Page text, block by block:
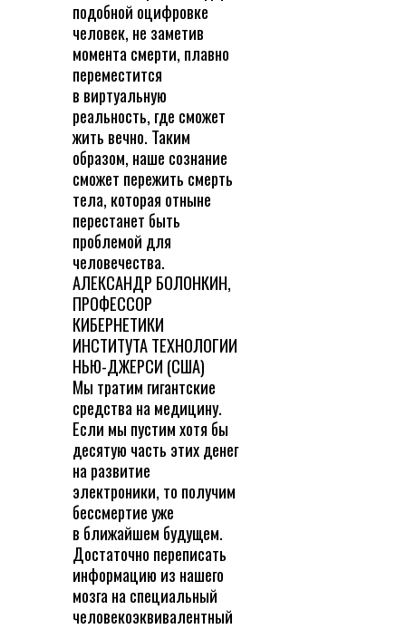
подобной оцифровке
человек, не заметив
момента смерти, плавно
переместится
в виртуальную
реальность, где сможет
жить вечно. Таким
образом, наше сознание
сможет пережить смерть
тела, которая отныне
перестанет быть
проблемой для
человечества.
АЛЕКСАНДР БОЛОНКИН,
ПРОФЕССОР
КИБЕРНЕТИКИ
ИНСТИТУТА ТЕХНОЛОГИИ
НЬЮ-ДЖЕРСИ (США)
Мы тратим гигантские
средства на медицину.
Если мы пустим хотя бы
десятую часть этих денег
на развитие
электроники, то получим
бессмертие уже
в ближайшем будущем.
Достаточно переписать
информацию из нашего
мозга на специальный
человекоэквивалентный